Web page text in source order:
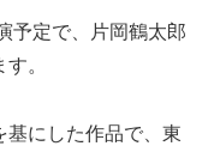
予定で、片岡鶴太郎
。
基にした作品で、東